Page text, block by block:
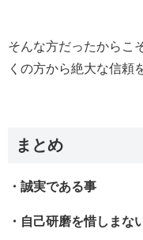
そんな方だったからこ
くの方から絶大な信頼
まとめ
・誠実である事
・自己研磨を惜しまな